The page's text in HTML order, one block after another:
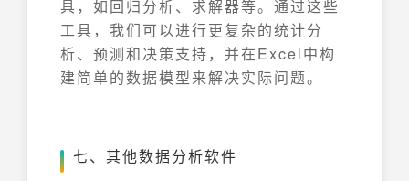
具，如回归分析、求解器等。通过这些
工具，我们可以进行更复杂的统计分
析、预测和决策支持，并在Excel中构
建简单的数据模型来解决实际问题。
七、其他数据分析软件